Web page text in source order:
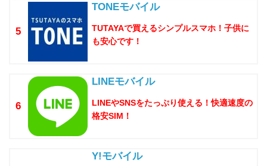
5
TONEモバイル
TUTAYAで買えるシンプルスマホ！子供に
も安心です！
6
LINEモバイル
LINEやSNSをたっぷり使える！快適速度の
格安SIM！
Y!モバイル